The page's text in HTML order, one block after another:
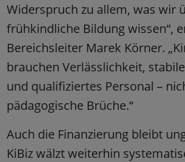
Widerspruch zu allem, was wir
frühkindliche Bildung wissen“,
Bereichsleiter Marek Körner.
brauchen Verlässlichkeit,
und qualifiziertes Personal –
pädagogische Brüche.“
Auch die Finanzierung bleibt
KiBiz wälzt weiterhin